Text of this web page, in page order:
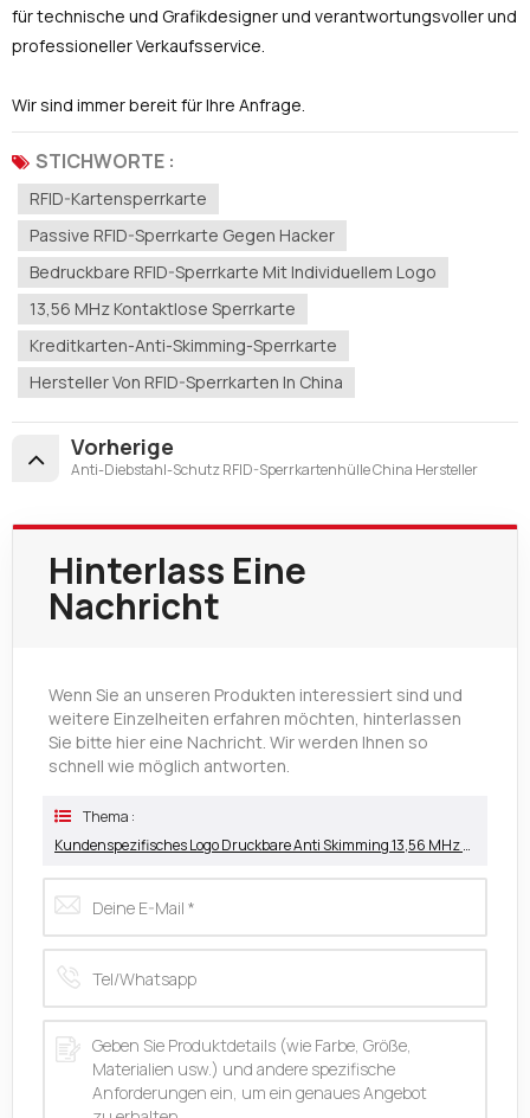
für technische und Grafikdesigner und verantwortungsvoller und
professioneller Verkaufsservice.
Wir sind immer bereit für Ihre Anfrage.
STICHWORTE :
RFID-Kartensperrkarte
Passive RFID-Sperrkarte Gegen Hacker
Bedruckbare RFID-Sperrkarte Mit Individuellem Logo
13,56 MHz Kontaktlose Sperrkarte
Kreditkarten-Anti-Skimming-Sperrkarte
Hersteller Von RFID-Sperrkarten In China
Vorherige
Anti-Diebstahl-Schutz RFID-Sperrkartenhülle China Hersteller
Hinterlass Eine
Nachricht
Wenn Sie an unseren Produkten interessiert sind und
weitere Einzelheiten erfahren möchten, hinterlassen
Sie bitte hier eine Nachricht. Wir werden Ihnen so
schnell wie möglich antworten.
Thema :
Kundenspezifisches Logo Druckbare Anti Skimming 13,56 MHz RFID-Sperrkarte